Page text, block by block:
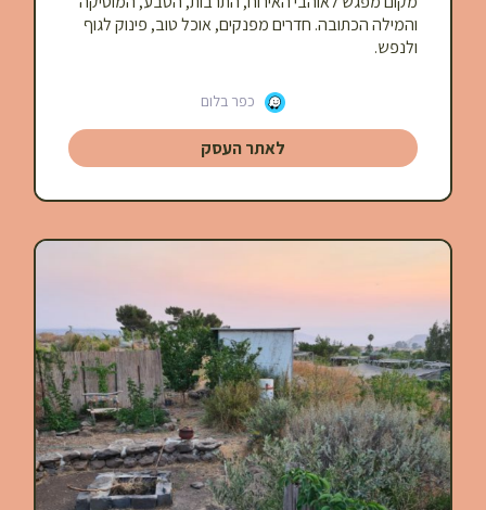
והמילה הכתובה. חדרים מפנקים, אוכל טוב, פינוק לגוף
ולנפש.
כפר בלום
לאתר העסק